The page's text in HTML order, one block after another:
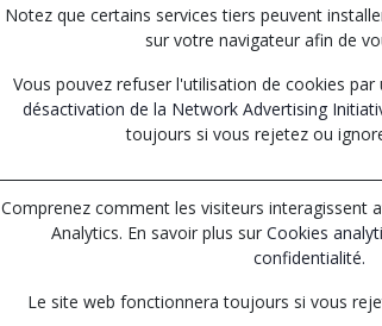
Notez que certains services tiers peuvent
sur votre navigateur afin de
Vous pouvez refuser l'utilisation de cookies par
désactivation de la Network Advertising
toujours si vous rejetez ou
Comprenez comment les visiteurs interagissent
Analytics. En savoir plus sur Cookies
confidentialité.
Le site web fonctionnera toujours si vous